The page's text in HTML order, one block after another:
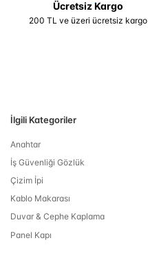
Ücretsiz Kargo
200 TL ve üzeri ücretsiz kargo
İlgili Kategoriler
Anahtar
İş Güvenliği Gözlük
Çizim İpi
Kablo Makarası
Duvar & Cephe Kaplama
Panel Kapı